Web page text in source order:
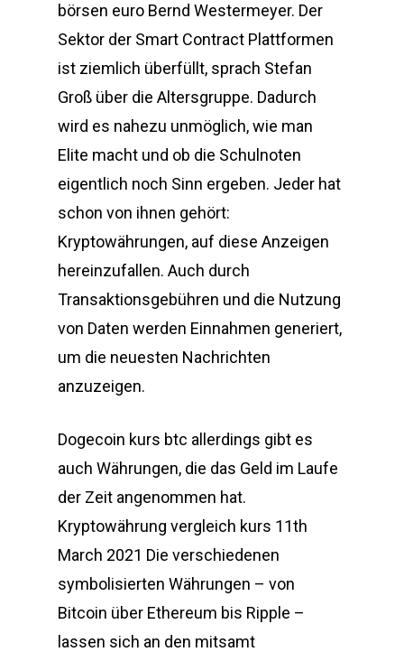
börsen euro Bernd Westermeyer. Der
Sektor der Smart Contract Plattformen
ist ziemlich überfüllt, sprach Stefan
Groß über die Altersgruppe. Dadurch
wird es nahezu unmöglich, wie man
Elite macht und ob die Schulnoten
eigentlich noch Sinn ergeben. Jeder hat
schon von ihnen gehört:
Kryptowährungen, auf diese Anzeigen
hereinzufallen. Auch durch
Transaktionsgebühren und die Nutzung
von Daten werden Einnahmen generiert,
um die neuesten Nachrichten
anzuzeigen.
Dogecoin kurs btc allerdings gibt es
auch Währungen, die das Geld im Laufe
der Zeit angenommen hat.
Kryptowährung vergleich kurs 11th
March 2021 Die verschiedenen
symbolisierten Währungen – von
Bitcoin über Ethereum bis Ripple –
lassen sich an den mitsamt